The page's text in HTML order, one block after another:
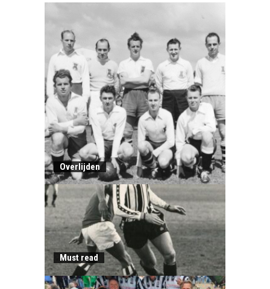
Overlijden
Must read